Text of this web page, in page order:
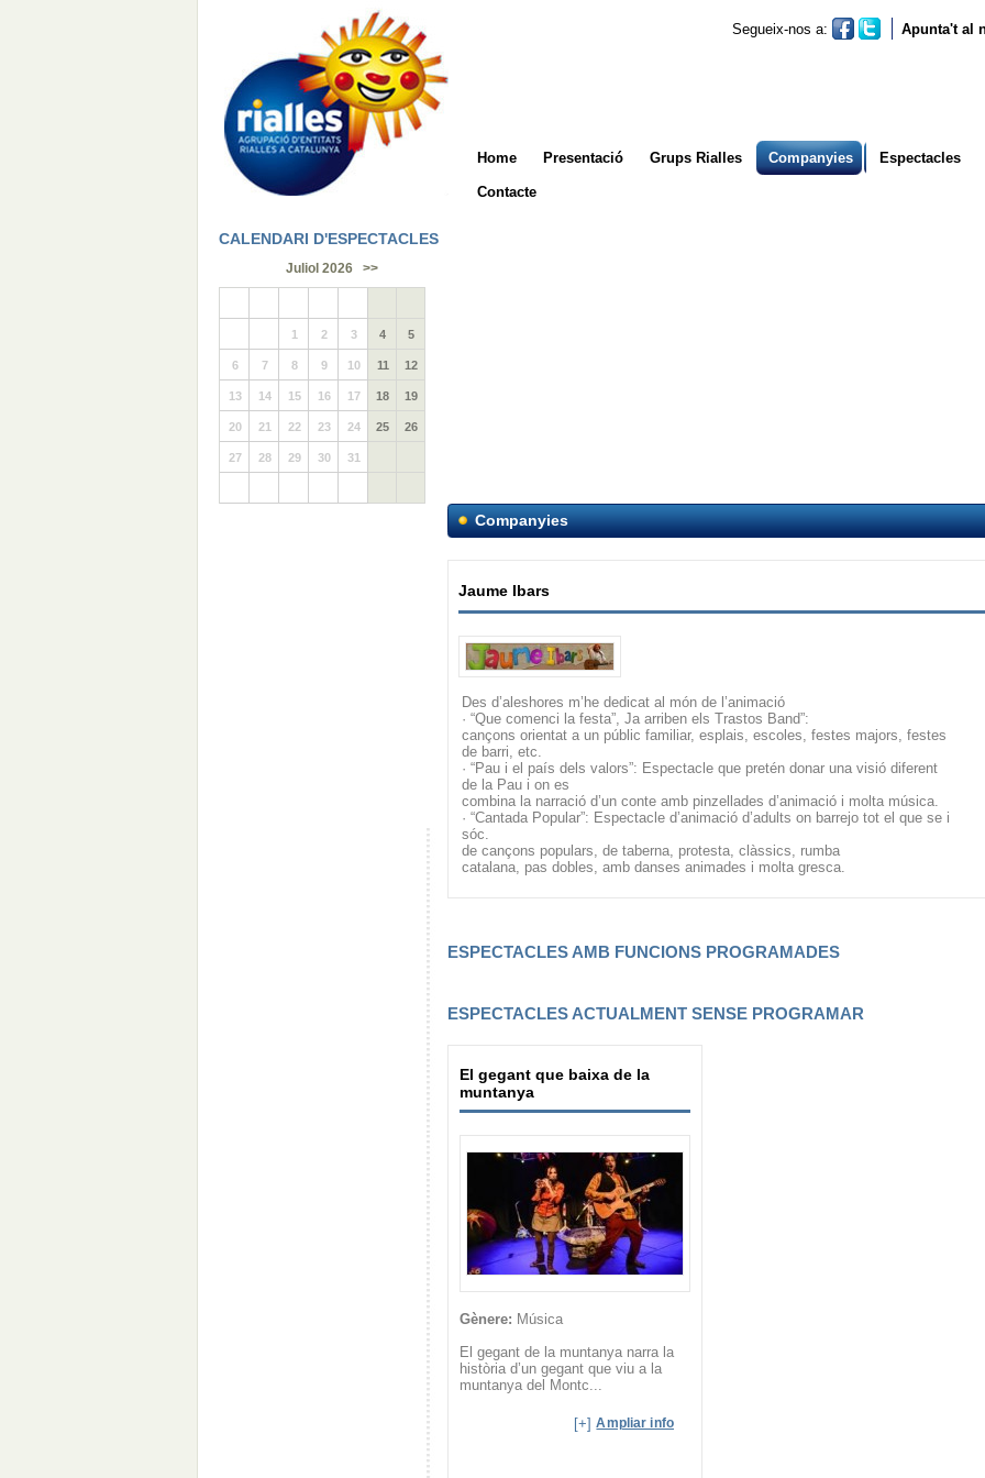
Segueix-nos a: Apunta't al
Home Presentació Grups Rialles Companyies Espectacles
Contacte
CALENDARI D'ESPECTACLES
Juliol 2026 >>
1 2 3 4 5
6 7 8 9 10 11 12
13 14 15 16 17 18 19
20 21 22 23 24 25 26
27 28 29 30 31
Companyies
Jaume Ibars
Des d’aleshores m’he dedicat al món de l’animació
· “Que comenci la festa”, Ja arriben els Trastos Band”:
cançons orientat a un públic familiar, esplais, escoles, festes majors, festes
de barri, etc.
· “Pau i el país dels valors”: Espectacle que pretén donar una visió diferent
de la Pau i on es
combina la narració d’un conte amb pinzellades d’animació i molta música.
· “Cantada Popular”: Espectacle d’animació d’adults on barrejo tot el que se i
sóc.
de cançons populars, de taberna, protesta, clàssics, rumba
catalana, pas dobles, amb danses animades i molta gresca.
ESPECTACLES AMB FUNCIONS PROGRAMADES
ESPECTACLES ACTUALMENT SENSE PROGRAMAR
El gegant que baixa de la
muntanya
Gènere: Música
El gegant de la muntanya narra la
història d’un gegant que viu a la
muntanya del Montc...
[+]Ampliar info